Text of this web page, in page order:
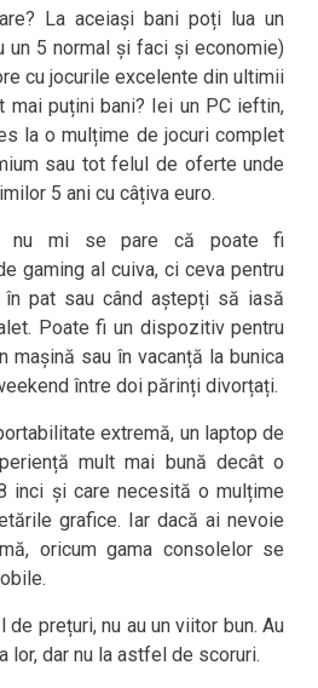
La aceiași bani poți lua un
un 5 normal și faci și economie)
cu jocurile excelente din ultimii
mai puțini bani? Iei un PC ieftin,
la o mulțime de jocuri complet
sau tot felul de oferte unde
5 ani cu câțiva euro.
nu mi se pare că poate fi
gaming al cuiva, ci ceva pentru
pat sau când aștepți să iasă
Poate fi un dispozitiv pentru
mașină sau în vacanță la bunica
între doi părinți divorțați.
extremă, un laptop de
mult mai bună decât o
inci și care necesită o mulțime
grafice. Iar dacă ai nevoie
oricum gama consolelor se
prețuri, nu au un viitor bun. Au
lor, dar nu la astfel de scoruri.